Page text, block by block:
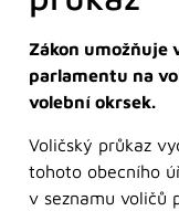
Zákon umožňuje
parlamentu na
volební okrsek.
Voličský průkaz
tohoto obecního
v seznamu voličů